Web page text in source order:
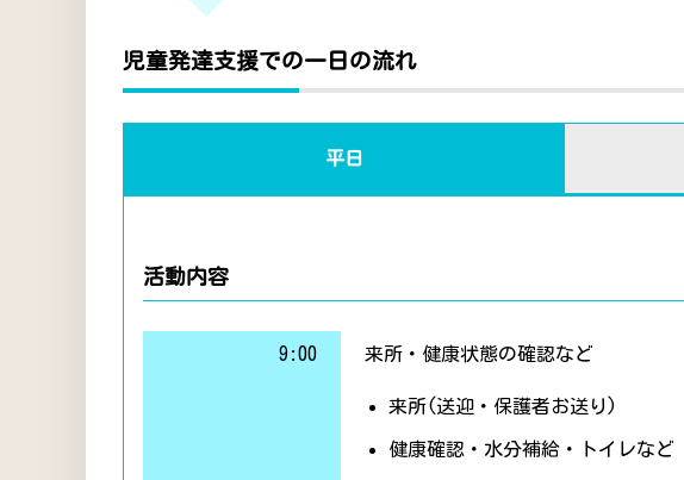
児童発達支援での一日の流れ
平日
活動内容
9:00 来所・健康状態の確認など
来所(送迎・保護者お送り)
健康確認・水分補給・トイレなど